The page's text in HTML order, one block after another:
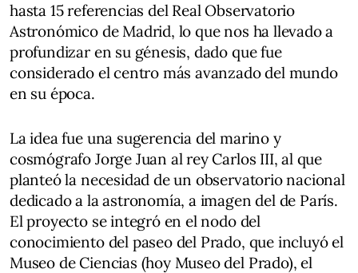
hasta 15 referencias del Real Observatorio
Astronómico de Madrid, lo que nos ha llevado a
profundizar en su génesis, dado que fue
considerado el centro más avanzado del mundo
en su época.
La idea fue una sugerencia del marino y
cosmógrafo Jorge Juan al rey Carlos III, al que
planteó la necesidad de un observatorio nacional
dedicado a la astronomía, a imagen del de París.
El proyecto se integró en el nodo del
conocimiento del paseo del Prado, que incluyó el
Museo de Ciencias (hoy Museo del Prado), el